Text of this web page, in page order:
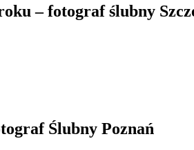
– fotograf ślubny
Ślubny Poznań